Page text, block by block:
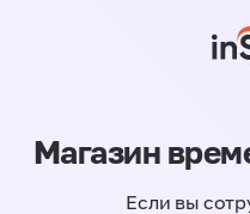
Магазин
Если вы